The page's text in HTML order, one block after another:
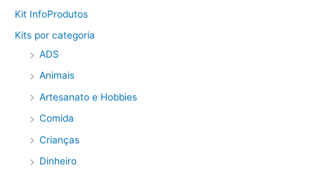
Kit InfoProdutos
Kits por categoria
ADS
Animais
Artesanato e Hobbies
Comida
Crianças
Dinheiro